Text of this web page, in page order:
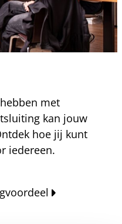
met
kan jouw
hoe jij kunt
iedereen.